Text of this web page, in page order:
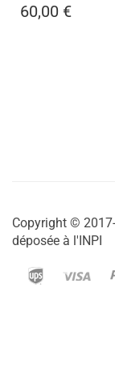
60,00 €
Copyright ©
déposée à l'INPI